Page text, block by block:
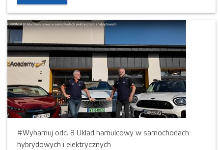
#Wyhamuj odc. 8 Układ hamulcowy w samochodach
hybrydowych i elektrycznych